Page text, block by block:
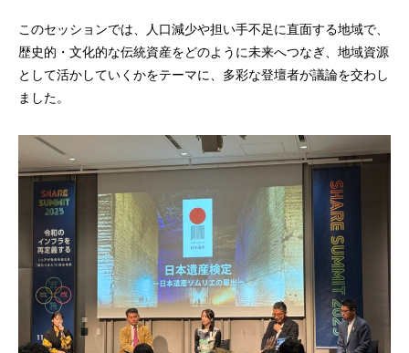
このセッションでは、人口減少や担い手不足に直面する地域で、
歴史的・文化的な伝統資産をどのように未来へつなぎ、地域資源
として活かしていくかをテーマに、多彩な登壇者が議論を交わし
ました。